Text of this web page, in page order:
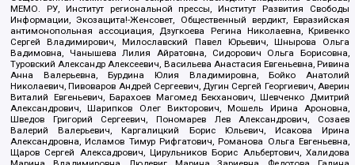
МЕМО. РУ, Институт региональной прессы, Институт Развития Свободы
Информации, Экозащита!-Женсовет, Общественный вердикт, Евразийская
антимонопольная ассоциация, Дзугкоева Регина Николаевна, Кривенко
Сергей Владимирович, Милославский Павел Юрьевич, Шнырова Ольга
Вадимовна, Чанышева Лилия Айратовна, Сидорович Ольга Борисовна,
Туровский Александр Алексеевич, Васильева Анастасия Евгеньевна, Ривина
Анна Валерьевна, Бурдина Юлия Владимировна, Бойко Анатолий
Николаевич, Пивоваров Андрей Сергеевич, Дугин Сергей Георгиевич, Аверин
Виталий Евгеньевич, Барахоев Магомед Бекханович, Шевченко Дмитрий
Александрович, Шарипков Олег Викторович, Мошель Ирина Ароновна,
Шведов Григорий Сергеевич, Пономарев Лев Александрович, Созаев
Валерий Валерьевич, Каргалицкий Борис Юльевич, Исакова Ирина
Александровна, Исламов Тимур Рифгатович, Романова Ольга Евгеньевна,
Щаров Сергей Алексадрович, Цирульников Борис Альбертович, Халидова